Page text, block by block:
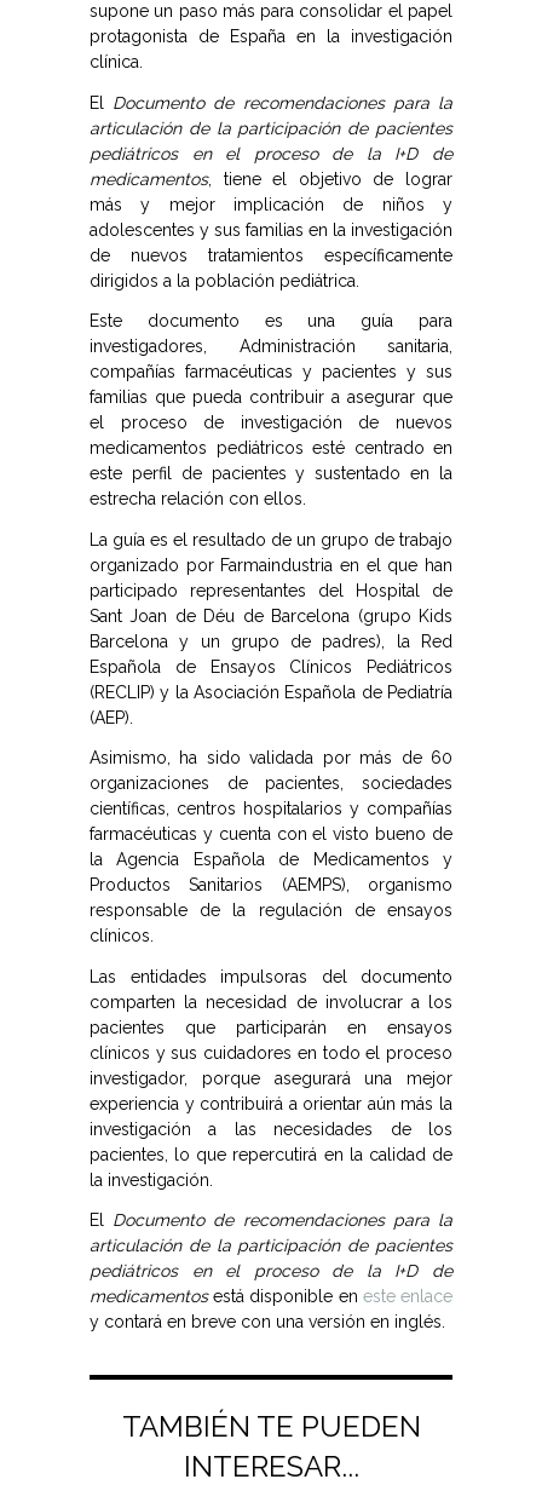
supone un paso más para consolidar el papel
protagonista de España en la investigación
clínica.
El
Documento de recomendaciones para la
articulación de la participación de pacientes
pediátricos en el proceso de la I+D de
medicamentos, tiene el objetivo de lograr
más y mejor implicación de niños y
adolescentes y sus familias en la investigación
de nuevos tratamientos específicamente
dirigidos a la población pediátrica.
Este documento es una guía para
investigadores, Administración sanitaria,
compañías farmacéuticas y pacientes y sus
familias que pueda contribuir a asegurar que
el proceso de investigación de nuevos
medicamentos pediátricos esté centrado en
este perfil de pacientes y sustentado en la
estrecha relación con ellos.
La guía es el resultado de un grupo de trabajo
organizado por Farmaindustria en el que han
participado representantes del Hospital de
Sant Joan de Déu de Barcelona (grupo Kids
Barcelona y un grupo de padres), la Red
Española de Ensayos Clínicos Pediátricos
(RECLIP) y la Asociación Española de Pediatría
(AEP).
Asimismo, ha sido validada por más de 60
organizaciones de pacientes, sociedades
científicas, centros hospitalarios y compañías
farmacéuticas y cuenta con el visto bueno de
la Agencia Española de Medicamentos y
Productos Sanitarios (AEMPS), organismo
responsable de la regulación de ensayos
clínicos.
Las entidades impulsoras del documento
comparten la necesidad de involucrar a los
pacientes que participarán en ensayos
clínicos y sus cuidadores en todo el proceso
investigador, porque asegurará una mejor
experiencia y contribuirá a orientar aún más la
investigación a las necesidades de los
pacientes, lo que repercutirá en la calidad de
la investigación.
El Documento de recomendaciones para la
articulación de la participación de pacientes
pediátricos en el proceso de la I+D de
medicamentosestá disponible en este enlace
y contará en breve con una versión en inglés.
TAMBIÉN TE PUEDEN
INTERESAR...